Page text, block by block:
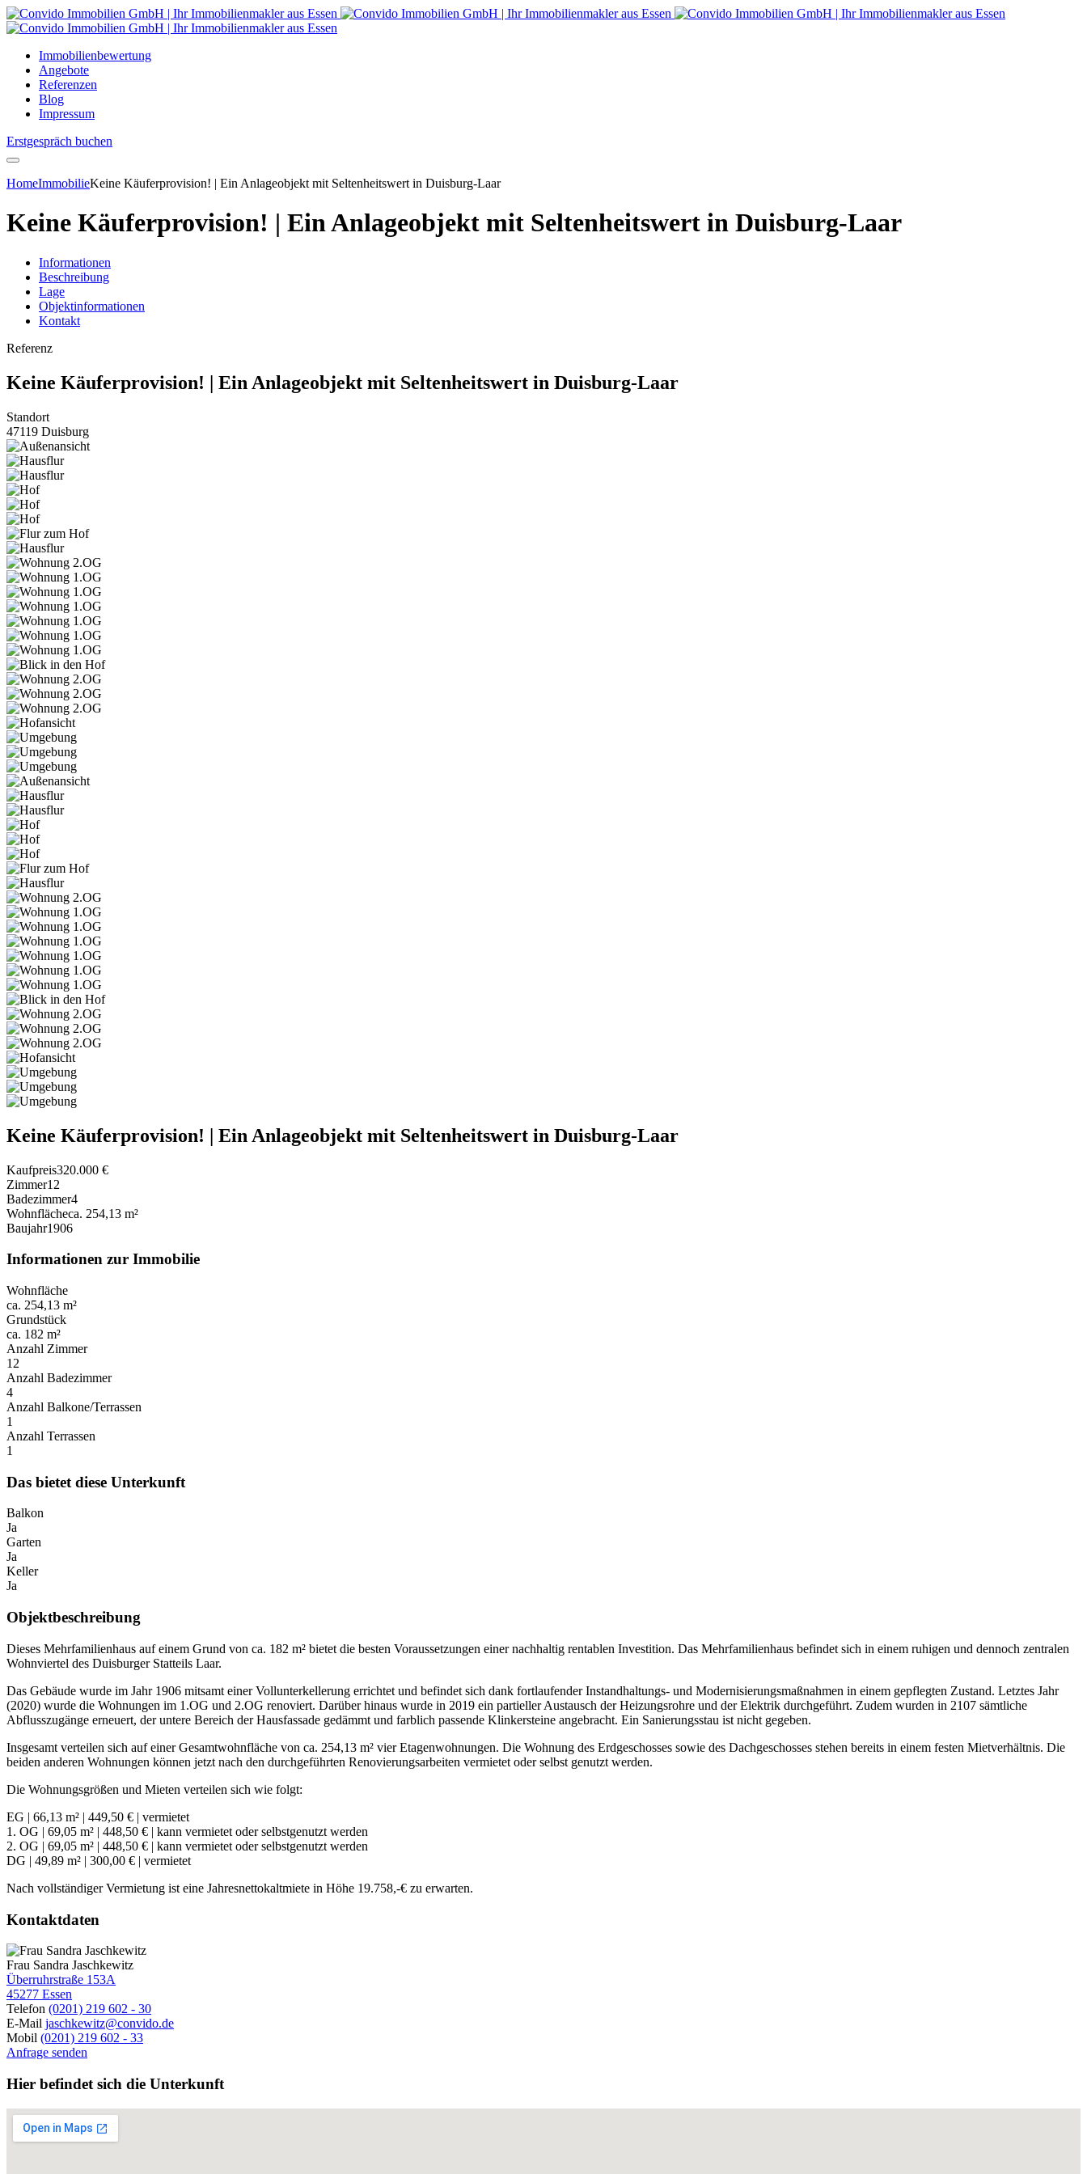
Immobilienbewertung
Angebote
Referenzen
Blog
Impressum
Erstgespräch buchen
HomeImmobilieKeine Käuferprovision! | Ein Anlageobjekt mit Seltenheitswert in Duisburg-Laar
Keine Käuferprovision! | Ein Anlageobjekt mit Seltenheitswert in Duisburg-Laar
Informationen
Beschreibung
Lage
Objektinformationen
Kontakt
Referenz
Keine Käuferprovision! | Ein Anlageobjekt mit Seltenheitswert in Duisburg-Laar
Standort
47119 Duisburg
Keine Käuferprovision! | Ein Anlageobjekt mit Seltenheitswert in Duisburg-Laar
Kaufpreis320.000 €
Zimmer12
Badezimmer4
Wohnflächeca. 254,13 m²
Baujahr1906
Informationen zur Immobilie
Wohnfläche
ca. 254,13 m²
Grundstück
ca. 182 m²
Anzahl Zimmer
12
Anzahl Badezimmer
4
Anzahl Balkone/Terrassen
1
Anzahl Terrassen
1
Das bietet diese Unterkunft
Balkon
Ja
Garten
Ja
Keller
Ja
Objektbeschreibung
Dieses Mehrfamilienhaus auf einem Grund von ca. 182 m² bietet die besten Voraussetzungen einer nachhaltig rentablen Investition. Das Mehrfamilienhaus befindet sich in einem ruhigen und dennoch zentralen
Wohnviertel des Duisburger Statteils Laar.
Das Gebäude wurde im Jahr 1906 mitsamt einer Vollunterkellerung errichtet und befindet sich dank fortlaufender Instandhaltungs- und Modernisierungsmaßnahmen in einem gepflegten Zustand. Letztes Jahr
(2020) wurde die Wohnungen im 1.OG und 2.OG renoviert. Darüber hinaus wurde in 2019 ein partieller Austausch der Heizungsrohre und der Elektrik durchgeführt. Zudem wurden in 2107 sämtliche
Abflusszugänge erneuert, der untere Bereich der Hausfassade gedämmt und farblich passende Klinkersteine angebracht. Ein Sanierungsstau ist nicht gegeben.
Insgesamt verteilen sich auf einer Gesamtwohnfläche von ca. 254,13 m² vier Etagenwohnungen. Die Wohnung des Erdgeschosses sowie des Dachgeschosses stehen bereits in einem festen Mietverhältnis. Die
beiden anderen Wohnungen können jetzt nach den durchgeführten Renovierungsarbeiten vermietet oder selbst genutzt werden.
Die Wohnungsgrößen und Mieten verteilen sich wie folgt:
EG | 66,13 m² | 449,50 € | vermietet
1. OG | 69,05 m² | 448,50 € | kann vermietet oder selbstgenutzt werden
2. OG | 69,05 m² | 448,50 € | kann vermietet oder selbstgenutzt werden
DG | 49,89 m² | 300,00 € | vermietet
Nach vollständiger Vermietung ist eine Jahresnettokaltmiete in Höhe 19.758,-€ zu erwarten.
Kontaktdaten
Frau Sandra Jaschkewitz
Überruhrstraße 153A
45277 Essen
Telefon (0201) 219 602 - 30
E-Mail jaschkewitz@convido.de
Mobil (0201) 219 602 - 33
Anfrage senden
Hier befindet sich die Unterkunft